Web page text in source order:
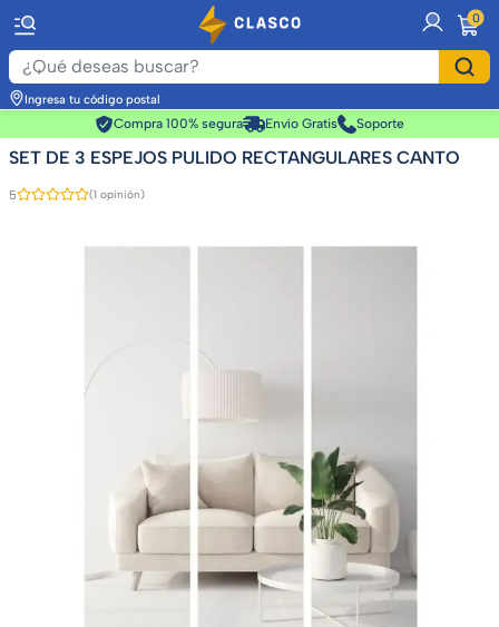
0
Ingresa tu código postal
Compra 100% segura
Envío Gratis Soporte
SET DE 3 ESPEJOS PULIDO RECTANGULARES CANTO
5 (1 opinión)